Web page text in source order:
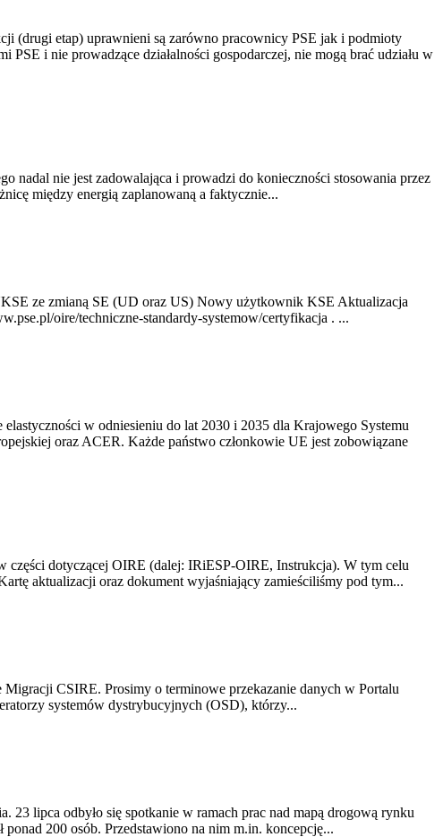
(drugi etap) uprawnieni są zarówno pracownicy PSE jak i podmioty
PSE i nie prowadzące działalności gospodarczej, nie mogą brać udziału w
nadal nie jest zadowalająca i prowadzi do konieczności stosowania przez
między energią zaplanowaną a faktycznie...
ze zmianą SE (UD oraz US) Nowy użytkownik KSE Aktualizacja
oire/techniczne-standardy-systemow/certyfikacja . ...
w odniesieniu do lat 2030 i 2035 dla Krajowego Systemu
oraz ACER. Każde państwo członkowie UE jest zobowiązane
dotyczącej OIRE (dalej: IRiESP-OIRE, Instrukcja). W tym celu
aktualizacji oraz dokument wyjaśniający zamieściliśmy pod tym...
CSIRE. Prosimy o terminowe przekazanie danych w Portalu
systemów dystrybucyjnych (OSD), którzy...
lipca odbyło się spotkanie w ramach prac nad mapą drogową rynku
200 osób. Przedstawiono na nim m.in. koncepcję...